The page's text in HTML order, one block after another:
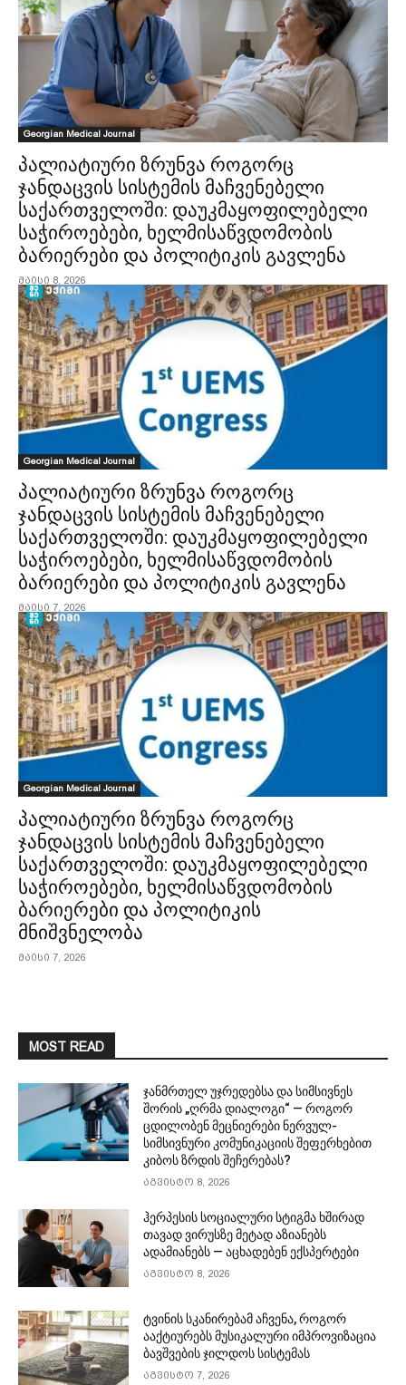
Georgian Medical Journal
პალიატიური ზრუნვა როგორც
ჯანდაცვის სისტემის მაჩვენებელი
საქართველოში: დაუკმაყოფილებელი
საჭიროებები, ხელმისაწვდომობის
ბარიერები და პოლიტიკის გავლენა
მაისი 8, 2026
Georgian Medical Journal
პალიატიური ზრუნვა როგორც
ჯანდაცვის სისტემის მაჩვენებელი
საქართველოში: დაუკმაყოფილებელი
საჭიროებები, ხელმისაწვდომობის
ბარიერები და პოლიტიკის გავლენა
მაისი 7, 2026
Georgian Medical Journal
პალიატიური ზრუნვა როგორც
ჯანდაცვის სისტემის მაჩვენებელი
საქართველოში: დაუკმაყოფილებელი
საჭიროებები, ხელმისაწვდომობის
ბარიერები და პოლიტიკის
მნიშვნელობა
მაისი 7, 2026
MOST READ
ჯანმრთელ უჯრედებსა და სიმსივნეს
შორის „ღრმა დიალოგი“ — როგორ
ცდილობენ მეცნიერები ნერვულ-
სიმსივნური კომუნიკაციის შეფერხებით
კიბოს ზრდის შეჩერებას?
აგვისტო 8, 2026
ჰერპესის სოციალური სტიგმა ხშირად
თავად ვირუსზე მეტად აზიანებს
ადამიანებს — აცხადებენ ექსპერტები
აგვისტო 8, 2026
ტვინის სკანირებამ აჩვენა, როგორ
ააქტიურებს მუსიკალური იმპროვიზაცია
ბავშვების ჯილდოს სისტემას
აგვისტო 7, 2026